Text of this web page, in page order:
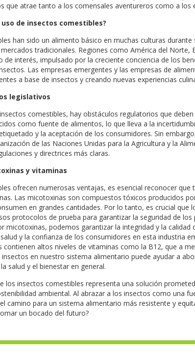
que atrae tanto a los comensales aventureros como a los
de insectos comestibles?
han sido un alimento básico en muchas culturas
tradicionales. Regiones como América del Norte,
interés, impulsado por la creciente conciencia de los
Las empresas emergentes y las empresas de
a base de insectos y creando nuevas experiencias
legislativos
comestibles, hay obstáculos regulatorios que
como fuente de alimentos, lo que lleva a la
y la aceptación de los consumidores. Sin
de las Naciones Unidas para la Agricultura y la
y directrices más claras.
y vitaminas
ofrecen numerosas ventajas, es esencial reconocer que
Las micotoxinas son compuestos tóxicos producidos
en grandes cantidades. Por lo tanto, es crucial que
protocolos de prueba para garantizar la seguridad de los
micotoxinas, podemos garantizar la integridad y la calidad
y la confianza de los consumidores en esta industria
altos niveles de vitaminas como la B12, que a
en nuestro sistema alimentario puede ayudar a
salud y el bienestar en general.
los insectos comestibles representa una solución
ambiental. Al abrazar a los insectos como una
camino para un sistema alimentario más resistente y
un bocado del futuro?